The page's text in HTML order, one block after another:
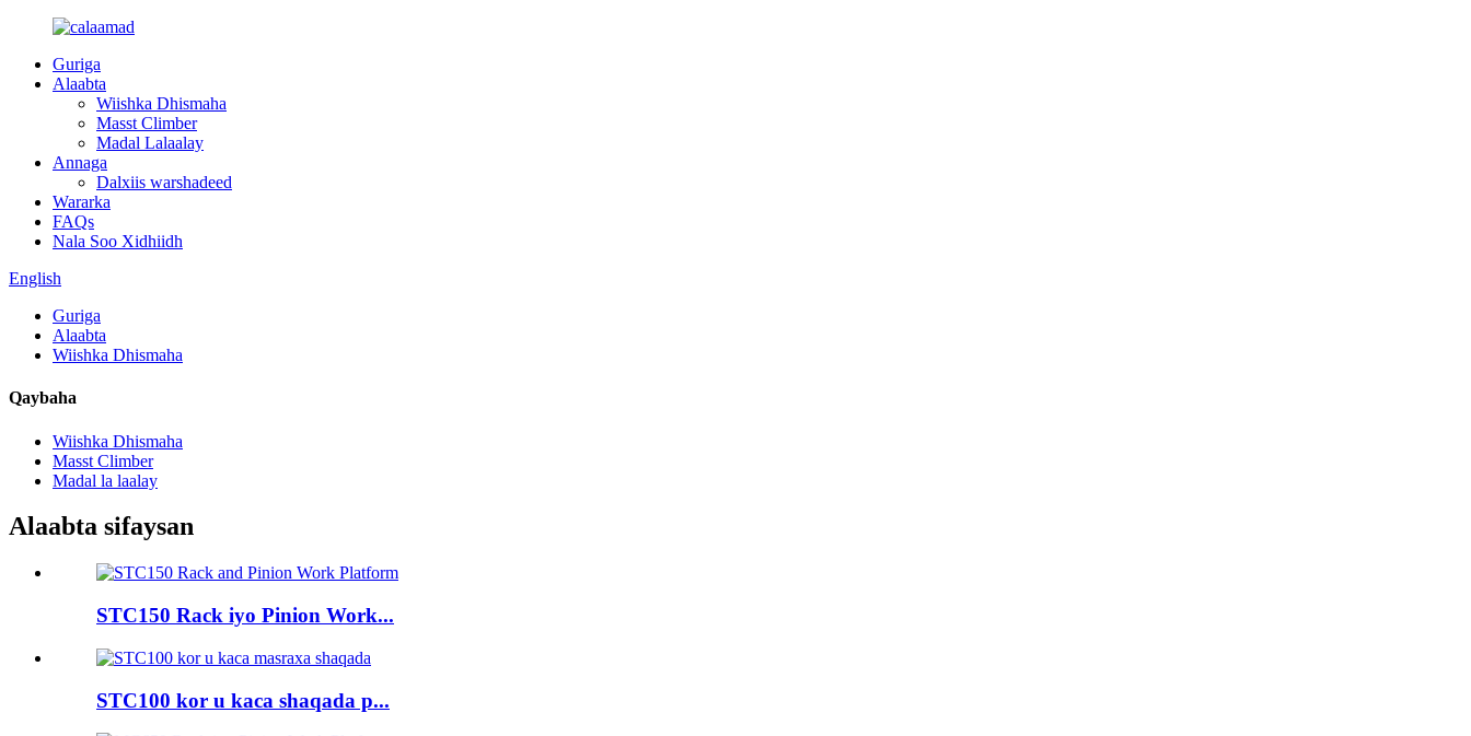
Guriga
Alaabta
Wiishka Dhismaha
Masst Climber
Madal Lalaalay
Annaga
Dalxiis warshadeed
Wararka
FAQs
Nala Soo Xidhiidh
English
Guriga
Alaabta
Wiishka Dhismaha
Qaybaha
Wiishka Dhismaha
Masst Climber
Madal la laalay
Alaabta sifaysan
STC150 Rack iyo Pinion Work...
STC100 kor u kaca shaqada p...